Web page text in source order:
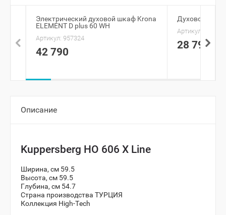
Электрический духовой шкаф Krona
ELEMENT D plus 60 WH
Артикул: 957324
42 790
Духовой шкаф
Артикул:
28 790
Описание
Kuppersberg HO 606 X Line
Ширина, см 59.5
Высота, см 59.5
Глубина, см 54.7
Страна производства ТУРЦИЯ
Коллекция High-Tech